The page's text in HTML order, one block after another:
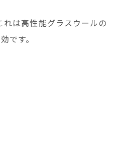
は高性能グラスウールの
です。